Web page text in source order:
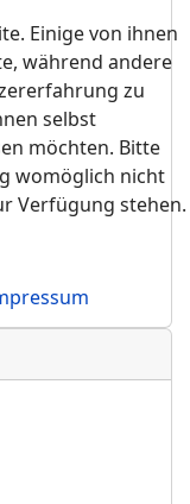
Einige von ihnen
während andere
zu
selbst
möchten. Bitte
womöglich nicht
Verfügung stehen.